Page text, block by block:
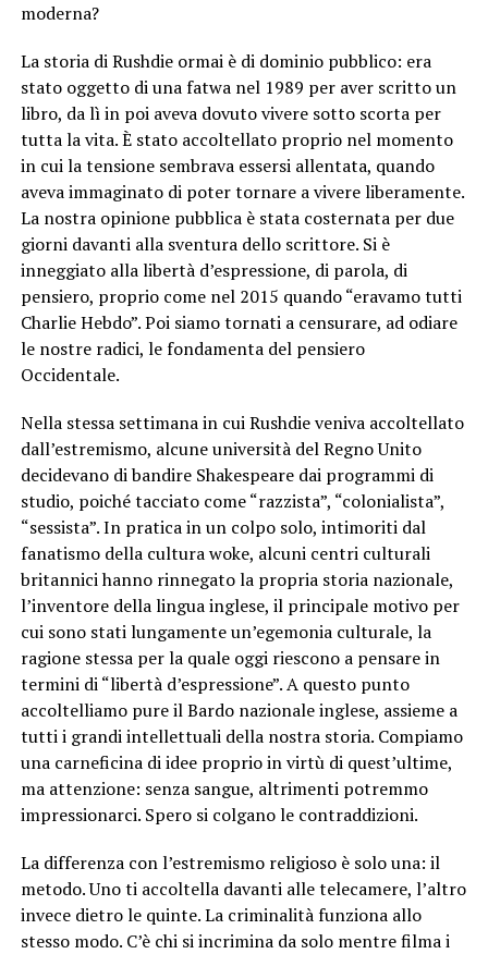
moderna?
La storia di Rushdie ormai è di dominio pubblico: era
stato oggetto di una fatwa nel 1989 per aver scritto un
libro, da lì in poi aveva dovuto vivere sotto scorta per
tutta la vita. È stato accoltellato proprio nel momento
in cui la tensione sembrava essersi allentata, quando
aveva immaginato di poter tornare a vivere liberamente.
La nostra opinione pubblica è stata costernata per due
giorni davanti alla sventura dello scrittore. Si è
inneggiato alla libertà d’espressione, di parola, di
pensiero, proprio come nel 2015 quando “eravamo tutti
Charlie Hebdo”. Poi siamo tornati a censurare, ad odiare
le nostre radici, le fondamenta del pensiero
Occidentale.
Nella stessa settimana in cui Rushdie veniva accoltellato
dall’estremismo, alcune università del Regno Unito
decidevano di bandire Shakespeare dai programmi di
studio, poiché tacciato come “razzista”, “colonialista”,
“sessista”. In pratica in un colpo solo, intimoriti dal
fanatismo della cultura woke, alcuni centri culturali
britannici hanno rinnegato la propria storia nazionale,
l’inventore della lingua inglese, il principale motivo per
cui sono stati lungamente un’egemonia culturale, la
ragione stessa per la quale oggi riescono a pensare in
termini di “libertà d’espressione”. A questo punto
accoltelliamo pure il Bardo nazionale inglese, assieme a
tutti i grandi intellettuali della nostra storia. Compiamo
una carneficina di idee proprio in virtù di quest’ultime,
ma attenzione: senza sangue, altrimenti potremmo
impressionarci. Spero si colgano le contraddizioni.
La differenza con l’estremismo religioso è solo una: il
metodo. Uno ti accoltella davanti alle telecamere, l’altro
invece dietro le quinte. La criminalità funziona allo
stesso modo. C’è chi si incrimina da solo mentre filma i